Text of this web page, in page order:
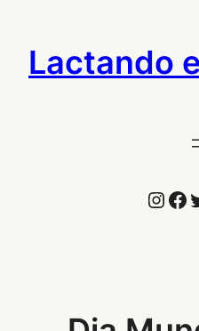
contenido
Lactando